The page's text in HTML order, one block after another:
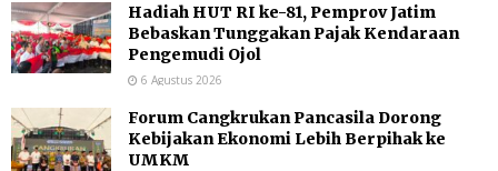
Hadiah HUT RI ke-81, Pemprov Jatim
Bebaskan Tunggakan Pajak Kendaraan
Pengemudi Ojol
6 Agustus 2026
Forum Cangkrukan Pancasila Dorong
Kebijakan Ekonomi Lebih Berpihak ke
UMKM